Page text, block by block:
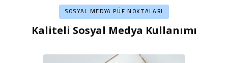
SOSYAL MEDYA PÜF NOKTALARI
Kaliteli Sosyal Medya Kullanımı